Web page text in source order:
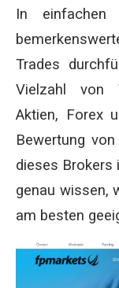
In
Trades
Vielzahl von
Aktien, Forex
Bewertung
dieses Brokers
genau wissen,
am besten